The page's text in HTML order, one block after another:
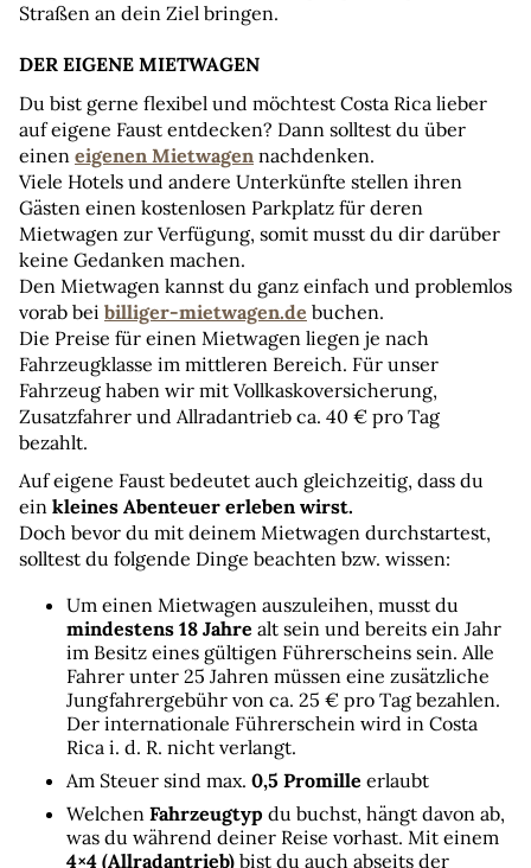
Straßen an dein Ziel bringen.
DER EIGENE MIETWAGEN
Du bist gerne flexibel und möchtest Costa Rica lieber
auf eigene Faust entdecken? Dann solltest du über
einen eigenen Mietwagen nachdenken.
Viele Hotels und andere Unterkünfte stellen ihren
Gästen einen kostenlosen Parkplatz für deren
Mietwagen zur Verfügung, somit musst du dir darüber
keine Gedanken machen.
Den Mietwagen kannst du ganz einfach und problemlos
vorab bei billiger-mietwagen.de buchen.
Die Preise für einen Mietwagen liegen je nach
Fahrzeugklasse im mittleren Bereich. Für unser
Fahrzeug haben wir mit Vollkaskoversicherung,
Zusatzfahrer und Allradantrieb ca. 40 € pro Tag
bezahlt.
Auf eigene Faust bedeutet auch gleichzeitig, dass du
ein kleines Abenteuer erleben wirst.
Doch bevor du mit deinem Mietwagen durchstartest,
solltest du folgende Dinge beachten bzw. wissen:
mindestens 18 Jahre alt sein und bereits ein Jahr
im Besitz eines gültigen Führerscheins sein. Alle
Fahrer unter 25 Jahren müssen eine zusätzliche
Jungfahrergebühr von ca. 25 € pro Tag bezahlen.
Der internationale Führerschein wird in Costa
Rica i. d. R. nicht verlangt.
Am Steuer sind max. 0,5 Promille erlaubt
Welchen Fahrzeugtyp du buchst, hängt davon ab,
4×4 (Allradantrieb) bist du auch abseits der